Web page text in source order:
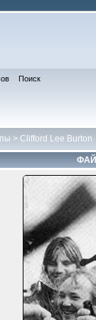
Поиск
> Clifford Lee Burton